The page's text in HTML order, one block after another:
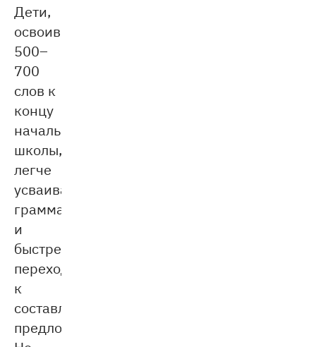
Дети,
освоившие
500–
700
слов к
концу
начальной
школы,
легче
усваивают
грамматику
и
быстрее
переходят
к
составлению
предложений.